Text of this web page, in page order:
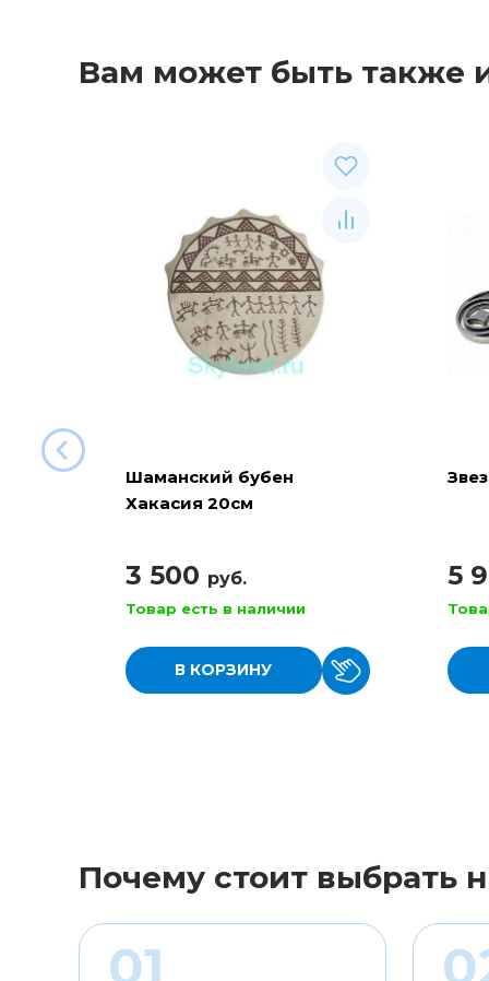
Вам может быть также
Шаманский бубен
Хакасия 20см
3 500 руб.
Товар есть в наличии
В КОРЗИНУ
5
Почему стоит выбрать